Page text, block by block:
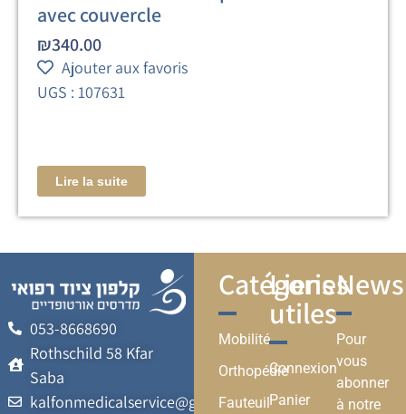
avec couvercle
₪340.00
Ajouter aux favoris
UGS : 107631
Lire la suite
053-8668690
Rothschild 58 Kfar
Saba
kalfonmedicalservice@gmail.com
Catégories
Mobilité
Orthopédie
Fauteuil
Liens
utiles
Connexion
Panier
Pour
vous
abonner
à notre